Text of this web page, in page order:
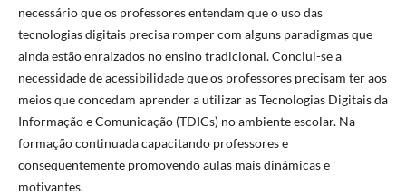
necessário que os professores entendam que o uso das
tecnologias digitais precisa romper com alguns paradigmas que
ainda estão enraizados no ensino tradicional. Conclui-se a
necessidade de acessibilidade que os professores precisam ter aos
meios que concedam aprender a utilizar as Tecnologias Digitais da
Informação e Comunicação (TDICs) no ambiente escolar. Na
formação continuada capacitando professores e
consequentemente promovendo aulas mais dinâmicas e
motivantes.